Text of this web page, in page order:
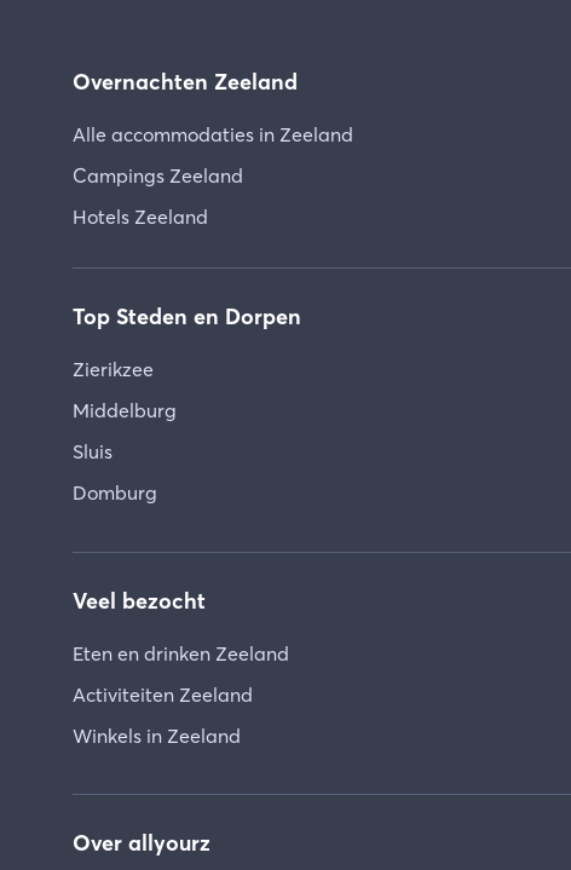
Overnachten Zeeland
Alle accommodaties in Zeeland
Campings Zeeland
Hotels Zeeland
Top Steden en Dorpen
Zierikzee
Middelburg
Sluis
Domburg
Veel bezocht
Eten en drinken Zeeland
Activiteiten Zeeland
Winkels in Zeeland
Over allyourz